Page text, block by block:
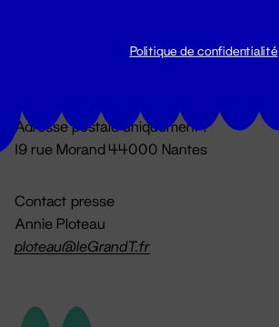
Du lundi au vendredi 14h → 18h
Adresse postale uniquement :
19 rue Morand 44000 Nantes
Contact presse
Annie Ploteau
ploteau@leGrandT.fr
Politique de confidentialité